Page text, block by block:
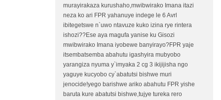
murayirakaza kurushaho,mwibwirako Imana itazi
neza ko ari FPR yahanuye indege le 6 Avrl
ibitegetswe n`uwo ntavuze kuko izina rye rintera
ishozi??Ese aya magufa yanise ku Gisozi
mwibwirako Imana iyobewe banyirayo?FPR yaje
itsembatsemba abahutu igashyira mubyobo
yarangiza nyuma y`imyaka 2 cg 3 ikijijisha ngo
yaguye kucyobo cy`abatutsi bishwe muri
jenocide!yego barishwe ariko abahutu FPR yishe
baruta kure abatutsi bishwe,tujye tureka rero